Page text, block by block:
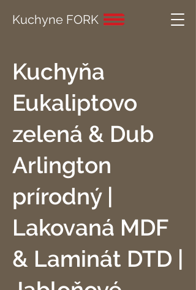
Kuchyne FORK
Kuchyňa
Eukaliptovo
zelená & Dub
Arlington
prírodný |
Lakovaná MDF
& Laminát DTD |